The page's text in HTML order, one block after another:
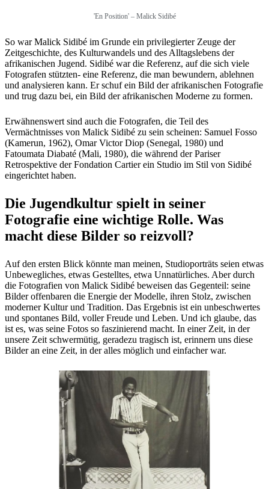
'En Position' – Malick Sidibé
So war Malick Sidibé im Grunde ein privilegierter Zeuge der
Zeitgeschichte, des Kulturwandels und des Alltagslebens der
afrikanischen Jugend. Sidibé war die Referenz, auf die sich viele
Fotografen stützten- eine Referenz, die man bewundern, ablehnen
und analysieren kann. Er schuf ein Bild der afrikanischen Fotografie
und trug dazu bei, ein Bild der afrikanischen Moderne zu formen.
Erwähnenswert sind auch die Fotografen, die Teil des
Vermächtnisses von Malick Sidibé zu sein scheinen: Samuel Fosso
(Kamerun, 1962), Omar Victor Diop (Senegal, 1980) und
Fatoumata Diabaté (Mali, 1980), die während der Pariser
Retrospektive der Fondation Cartier ein Studio im Stil von Sidibé
eingerichtet haben.
Die Jugendkultur spielt in seiner
Fotografie eine wichtige Rolle. Was
macht diese Bilder so reizvoll?
Auf den ersten Blick könnte man meinen, Studioporträts seien etwas
Unbewegliches, etwas Gestelltes, etwa Unnatürliches. Aber durch
die Fotografien von Malick Sidibé beweisen das Gegenteil: seine
Bilder offenbaren die Energie der Modelle, ihren Stolz, zwischen
moderner Kultur und Tradition. Das Ergebnis ist ein unbeschwertes
und spontanes Bild, voller Freude und Leben. Und ich glaube, das
ist es, was seine Fotos so faszinierend macht. In einer Zeit, in der
unsere Zeit schwermütig, geradezu tragisch ist, erinnern uns diese
Bilder an eine Zeit, in der alles möglich und einfacher war.